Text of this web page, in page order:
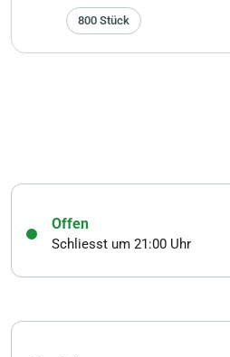
800 Stück
Offen
Schliesst um 21:00 Uhr